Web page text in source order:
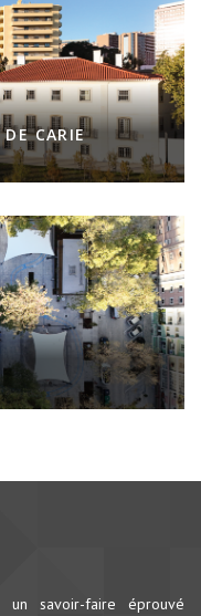
CARIE
savoir-faire éprouvé